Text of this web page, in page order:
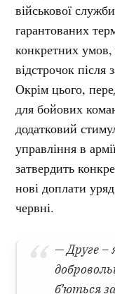
військової
гарантованих
конкретних
відстрочок після
Окрім цього,
для бойових
додатковий
управління в
затвердить
нові доплати
червні.
— Друге –
б’ються